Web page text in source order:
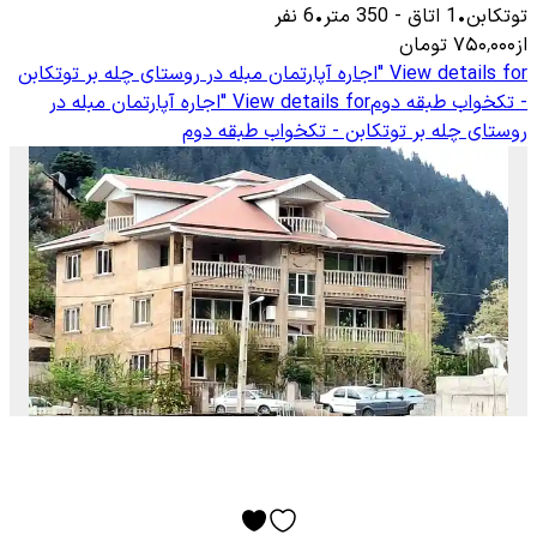
توتكابن•
1 اتاق -
350 متر•
6 نفر
از۷۵۰٬۰۰۰ تومان
View details for "اجاره آپارتمان مبله در روستای چله بر توتکابن
- تکخواب طبقه دومView details for "اجاره آپارتمان مبله در
روستای چله بر توتکابن - تکخواب طبقه دوم